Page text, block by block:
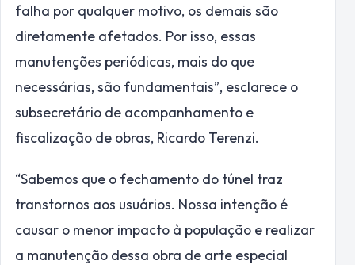
falha por qualquer motivo, os demais são
diretamente afetados. Por isso, essas
manutenções periódicas, mais do que
necessárias, são fundamentais”, esclarece o
subsecretário de acompanhamento e
fiscalização de obras, Ricardo Terenzi.
“Sabemos que o fechamento do túnel traz
transtornos aos usuários. Nossa intenção é
causar o menor impacto à população e realizar
a manutenção dessa obra de arte especial